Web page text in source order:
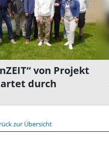
von Projekt
durch
zur Übersicht